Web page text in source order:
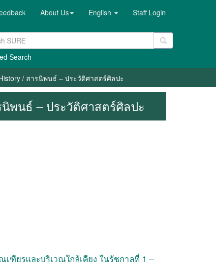
About Us English Staff Login
Search
/ สารนิพนธ์ – ประวัติศาสตร์ศิลปะ
นิพนธ์ – ประวัติศาสตร์ศิลปะ
ฑียรและบริเวณใกล้เคียง ในรัชกาลที่ 1 –